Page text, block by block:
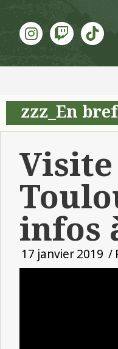
zzz_En bref
infos
17 janvier 2019 /